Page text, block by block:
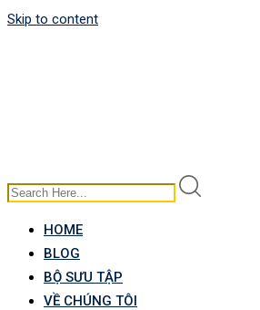
Skip to content
HOME
BLOG
BỘ SƯU TẬP
VỀ CHÚNG TÔI